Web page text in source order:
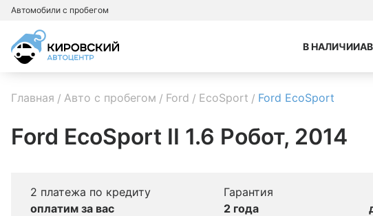
Автомобили с пробегом
В НАЛИЧИИ
Главная Авто с пробегом Ford EcoSport Ford EcoSport
Ford EcoSport II 1.6 Робот, 2014
2 платежа по кредиту
оплатим за вас
Гарантия
2 года